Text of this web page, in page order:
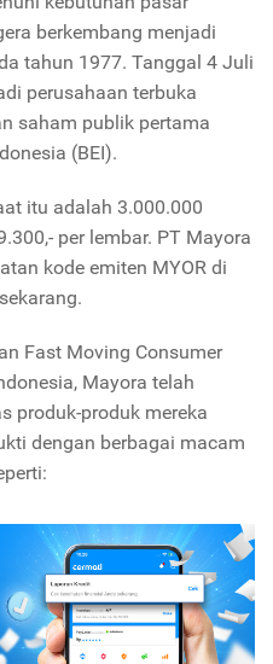
berkembang menjadi
tahun 1977. Tanggal 4 Juli
perusahaan terbuka
saham publik pertama
(BEI).
itu adalah 3.000.000
per lembar. PT Mayora
kode emiten MYOR di
Fast Moving Consumer
Mayora telah
produk-produk mereka
dengan berbagai macam